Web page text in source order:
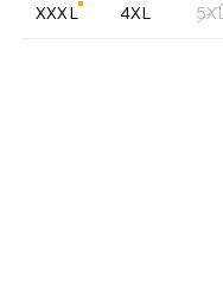
XXXL 4XL 5XL